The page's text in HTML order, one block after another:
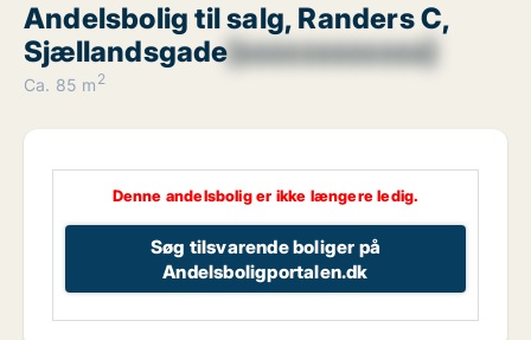
Andelsbolig til salg, Randers C,
Sjællandsgade[xxxxxxxxxxxx]
Ca. 85 m 2
Denne andelsbolig er ikke længere ledig.
Søg tilsvarende boliger på
Andelsboligportalen.dk